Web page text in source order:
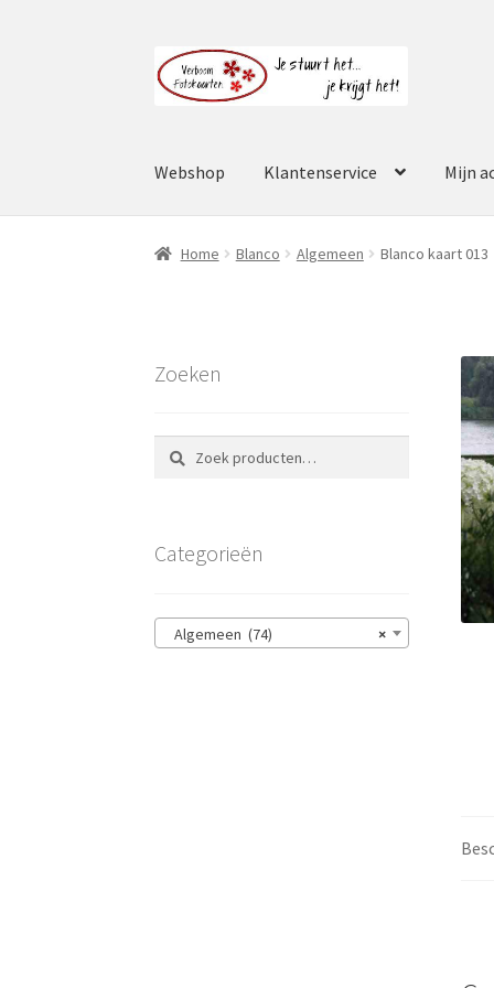
Ga
door
Ga
naar
Webshop
Klantenservice Mijn
Home Blanco Algemeen Blanco kaart 013
Zoeken
Zoeken
naar:
Zoeken
Categorieën
×
Algemeen (74)